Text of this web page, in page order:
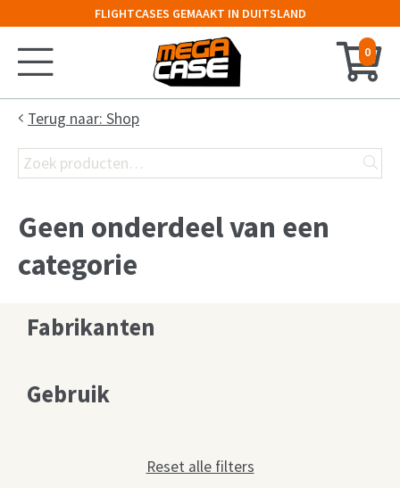
FLIGHTCASES GEMAAKT IN DUITSLAND
0
Home
Configurator
Kist
Flight Case
19″ Rack
Shop
Terug naar: Shop
Zoeken
naar:
Geen onderdeel van een
categorie
Fabrikanten
Gebruik
Reset alle filters